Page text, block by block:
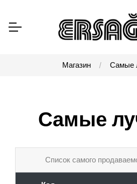
Магазин Самые
Самые
Список самого